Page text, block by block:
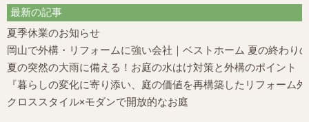
最新の記事
夏季休業のお知らせ
岡山で外構・リフォームに強い会社｜ベストホーム 夏の終わり
夏の突然の大雨に備える！お庭の水はけ対策と外構のポイント
『暮らしの変化に寄り添い、庭の価値を再構築したリフォーム
クロススタイル×モダンで開放的なお庭